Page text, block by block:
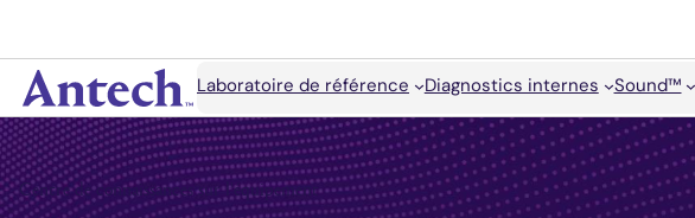
contenu
Laboratoire de référence Diagnostics internes Sound™
Rechercher
Centre de connaissances sur l'équipement